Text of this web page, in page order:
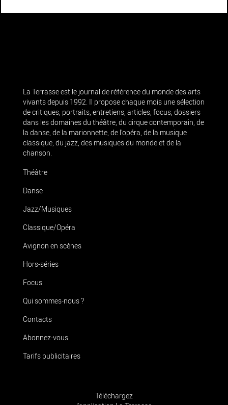
La Terrasse est le journal de référence du monde des arts
vivants depuis 1992. Il propose chaque mois une sélection
de critiques, portraits, entretiens, articles, focus, dossiers
dans les domaines du théâtre, du cirque contemporain, de
la danse, de la marionnette, de l’opéra, de la musique
classique, du jazz, des musiques du monde et de la
chanson.
Théâtre
Danse
Jazz/Musiques
Classique/Opéra
Avignon en scènes
Hors-séries
Focus
Qui sommes-nous ?
Contacts
Abonnez-vous
Tarifs publicitaires
Téléchargez